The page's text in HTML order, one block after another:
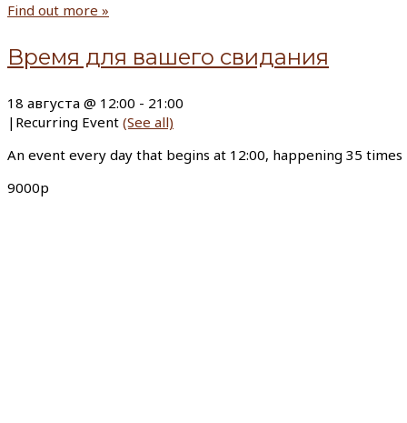
Find out more »
Время для вашего свидания
18 августа @ 12:00 - 21:00
| Recurring Event (See all)
An event every day that begins at 12:00, happening 35 times
9000р